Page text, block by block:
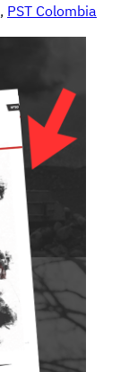
, PST Colombia